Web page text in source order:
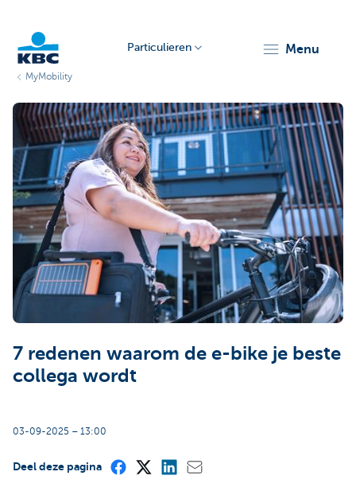
Particulieren
Particulieren menu
MyMobility
7 redenen waarom de e-bike je beste
collega wordt
03-09-2025 – 13:00
Deel deze pagina